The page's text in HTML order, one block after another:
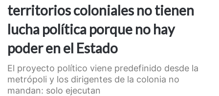
territorios coloniales no tienen
lucha política porque no hay
poder en el Estado
El proyecto político viene predefinido desde la
metrópoli y los dirigentes de la colonia no
mandan: solo ejecutan